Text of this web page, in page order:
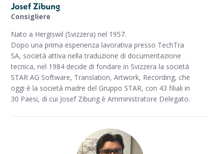
Josef Zibung
Consigliere
Nato a Hergiswil (Svizzera) nel 1957.
Dopo una prima esperienza lavorativa presso TechTra
SA, società attiva nella traduzione di documentazione
tecnica, nel 1984 decide di fondare in Svizzera la società
STAR AG Software, Translation, Artwork, Recording, che
oggi è la società madre del Gruppo STAR, con 43 filiali in
30 Paesi, di cui Josef Zibung è Amministratore Delegato.